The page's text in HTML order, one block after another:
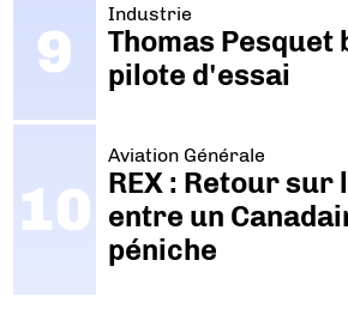
Industrie
Thomas Pesquet
pilote d'essai
Aviation Générale
REX : Retour sur
entre un
péniche